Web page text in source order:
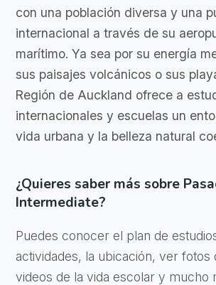
con una población diversa y una
internacional a través de su
marítimo. Ya sea por su energía
sus paisajes volcánicos o sus
Región de Auckland ofrece a
internacionales y escuelas un
vida urbana y la belleza natural
¿Quieres saber más sobre
Intermediate?
Puedes conocer el plan de
actividades, la ubicación, ver fotos
videos de la vida escolar y mucho